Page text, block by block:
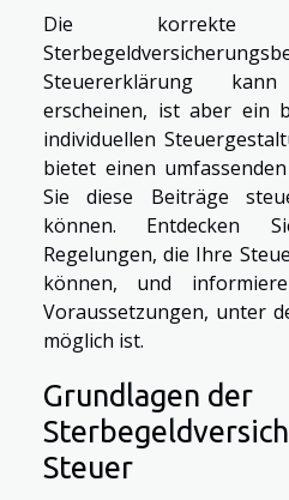
Die korrekte
Steuererklärung
erscheinen, ist aber ein
individuellen
bietet einen
Sie diese Beiträge
können. Entdecken
Regelungen, die Ihre
können, und
Voraussetzungen, unter
möglich ist.
Grundlagen der
Steuer